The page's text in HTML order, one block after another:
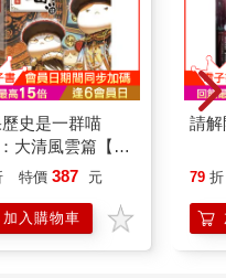
史是一群喵
大清風雲篇【萌
學歷史】
特價 387 元
加入購物車
請解
79 折